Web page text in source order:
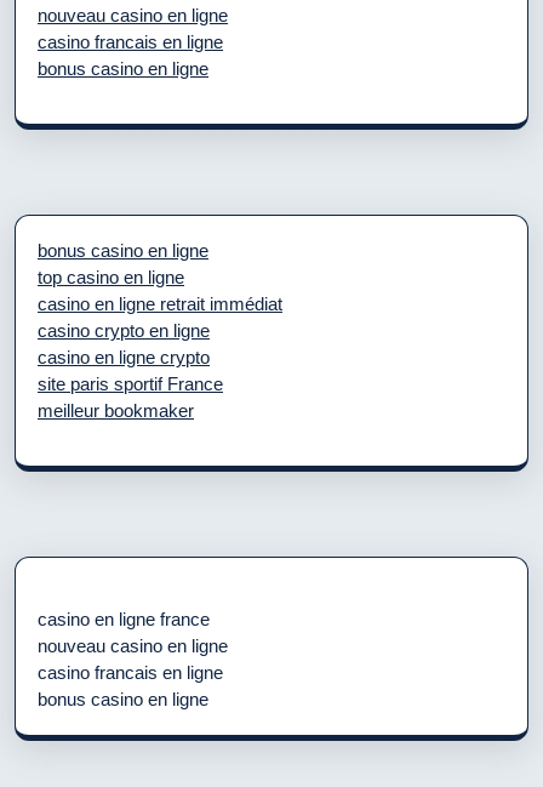
nouveau casino en ligne
casino francais en ligne
bonus casino en ligne
bonus casino en ligne
top casino en ligne
casino en ligne retrait immédiat
casino crypto en ligne
casino en ligne crypto
site paris sportif France
meilleur bookmaker
casino en ligne france
nouveau casino en ligne
casino francais en ligne
bonus casino en ligne